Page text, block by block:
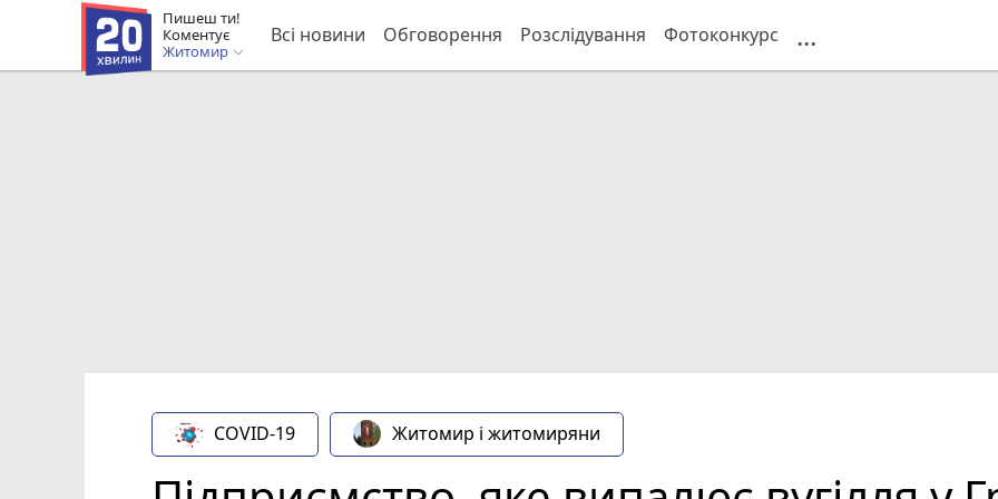
Пишеш ти!
Коментує
Житомир
Всі новини Обговорення Розслідування Фотоконкурс ...
COVID-19 Житомир і житомиряни